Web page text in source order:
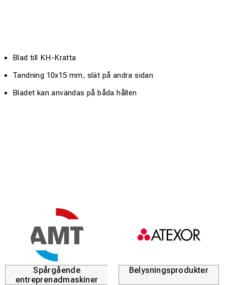
Blad till KH-Kratta
Tandning 10x15 mm, slät på andra sidan
Bladet kan användas på båda hållen
Spårgående
entreprenadmaskiner
Belysningsprodukter